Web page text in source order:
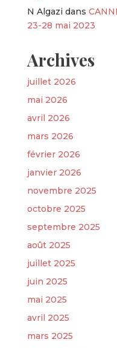
N Algazi dans
23-28 mai 2023
Archives
juillet 2026
mai 2026
avril 2026
mars 2026
février 2026
janvier 2026
novembre 2025
octobre 2025
septembre 2025
août 2025
juillet 2025
juin 2025
mai 2025
avril 2025
mars 2025